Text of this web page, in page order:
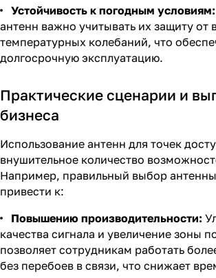
Устойчивость к погодным условиям:
антенн важно учитывать их защиту от
температурных колебаний, что
долгосрочную эксплуатацию.
Практические сценарии и
бизнеса
Использование антенн для точек
внушительное количество
Например, правильный выбор
привести к:
Повышению производительности:
качества сигнала и увеличение зоны
позволяет сотрудникам работать
без перебоев в связи, что снижает